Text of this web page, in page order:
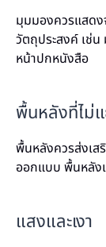
มุมมองควรแสด
วัตถุประสงค์ เช่
หน้าปกหนังสือ
พื้นหลังที่ไม่
พื้นหลังควรส่งเส
ออกแบบ พื้นหลัง
แสงและเงา